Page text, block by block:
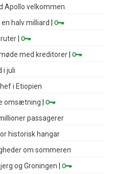
Apollo velkommen
halv milliard
|
ruter |
med kreditorer |
i juli
i Etiopien
omsætning |
passagerer
historisk hangar
om sommeren
og Groningen |